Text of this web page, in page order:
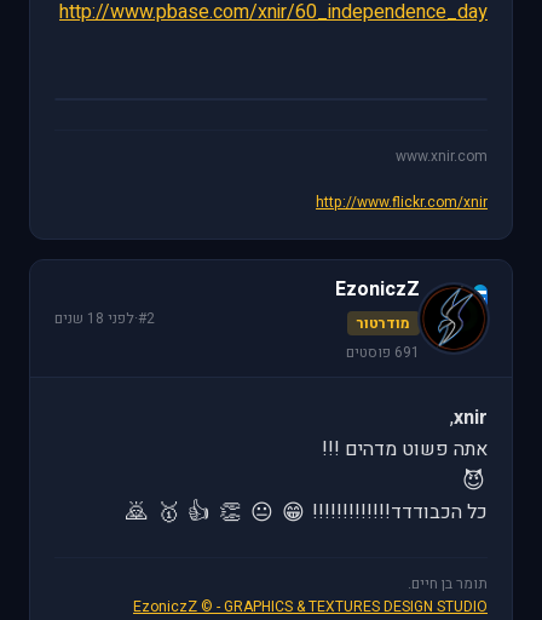
http://www.pbase.com/xnir/60_independence_day
www.xnir.com
http://www.flickr.com/xnir
E
EzoniczZ
מודרטור
691 פוסטים
#2
·לפני 18 שנים
xnir
,
אתה פשוט מדהים !!!
😈
כל הכבודדד!!!!!!!!!!!!! 😁
😐
👏
👍
🥇
🙇
תומר בן חיים.
EzoniczZ © - GRAPHICS & TEXTURES DESIGN STUDIO